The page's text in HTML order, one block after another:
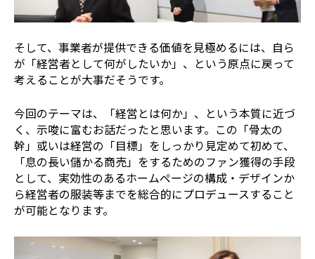
そして、事業者が提供できる価値を見極めるには、自ら
が「経営者として何がしたいか」、という原点に戻って
考えることが大事だそうです。
今回のテーマは、「経営とは何か」、という本質に近づ
く、示唆に富むお話だったと思います。この「骨太の
幹」或いは経営の「目標」をしっかり見定めて初めて、
「息の長い儲かる商売」をするためのファン獲得の手段
として、実効性のあるホームページの構成・デザインか
ら経営者の服装等までを総合的にプロデュースすること
が可能となります。